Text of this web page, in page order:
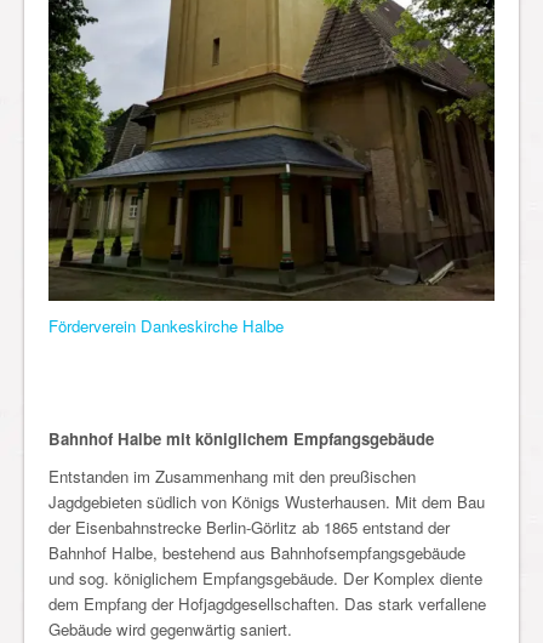
Förderverein Dankeskirche Halbe
Bahnhof Halbe mit königlichem Empfangsgebäude
Entstanden im Zusammenhang mit den preußischen
Jagdgebieten südlich von Königs Wusterhausen. Mit dem Bau
der Eisenbahnstrecke Berlin-Görlitz ab 1865 entstand der
Bahnhof Halbe, bestehend aus Bahnhofsempfangsgebäude
und sog. königlichem Empfangsgebäude. Der Komplex diente
dem Empfang der Hofjagdgesellschaften. Das stark verfallene
Gebäude wird gegenwärtig saniert.